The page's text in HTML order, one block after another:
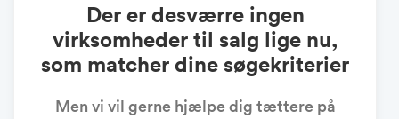
Der er desværre ingen
virksomheder til salg lige nu,
som matcher dine søgekriterier
Men vi vil gerne hjælpe dig tættere på